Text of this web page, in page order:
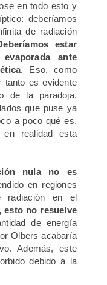
en todo esto y
deberíamos
de radiación
estar
ante
. Eso, como
tanto es evidente
de la paradoja.
que puse ya
a poco qué es,
en realidad esta
nula no es
en regiones
radiación en el
esto no resuelve
de energía
Olbers acabaría
Además, este
debido a la